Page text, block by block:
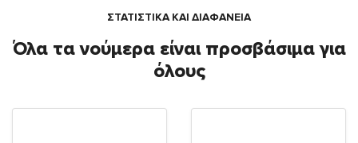
ΣΤΑΤΙΣΤΙΚΑ ΚΑΙ ΔΙΑΦΑΝΕΙΑ
Όλα τα νούμερα είναι προσβάσιμα για
όλους